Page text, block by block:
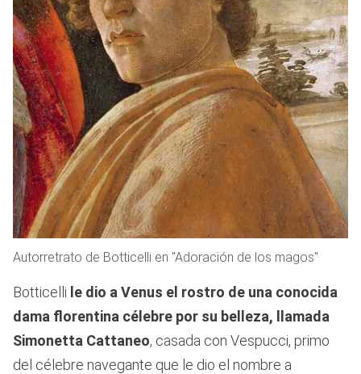
Autorretrato de Botticelli en "Adoración de los magos"
Botticelli le dio a Venus el rostro de una conocida
dama florentina célebre por su belleza, llamada
Simonetta Cattaneo, casada con Vespucci, primo
del célebre navegante que le dio el nombre a